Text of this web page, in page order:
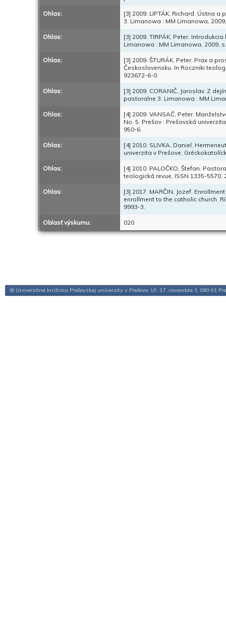
Ohlas:
[3] 2009. LIPTÁK, Richard. Ústna
3. Limanowa : MM Limanowa,
Ohlas:
[3] 2009. TIRPÁK, Peter.
Limanowa : MM Limanowa, 2009,
Ohlas:
[3] 2009. ŠTURÁK, Peter. Prax a
Československu. In Roczniki
923672-6-0.
Ohlas:
[3] 2009. CORANIČ, Jaroslav. Z
pastoralne 3. Limanowa : MM
Ohlas:
[4] 2009. VANSAČ, Peter.
No. 5. Prešov : Prešovská
950-6.
Ohlas:
[4] 2010. SLIVKA, Daniel.
univerzita v Prešove,
Ohlas:
[4] 2010. PALOČKO, Štefan.
teologická revue, ISSN 1335-5570.
Ohlas:
[3] 2017. MARČIN, Jozef.
enrollment to the catholic church.
9993-3.
Oblasť výskumu: 020
© Univerzitná knižnica Prešovskej univerzity v Prešove, Ul. 17. novembra 1, 080 01